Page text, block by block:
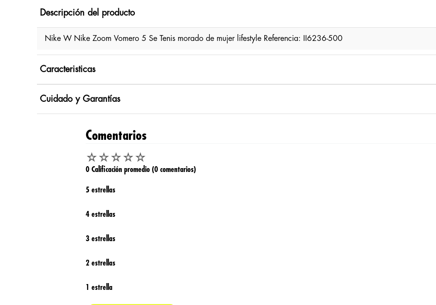
Descripción del producto
Nike W Nike Zoom Vomero 5 Se Tenis morado de mujer lifestyle Referencia: II6236-500
Caracteristicas
Cuidado y Garantías
Comentarios
☆☆☆☆☆
0 Calificación promedio (0 comentarios)
5 estrellas
4 estrellas
3 estrellas
2 estrellas
1 estrella